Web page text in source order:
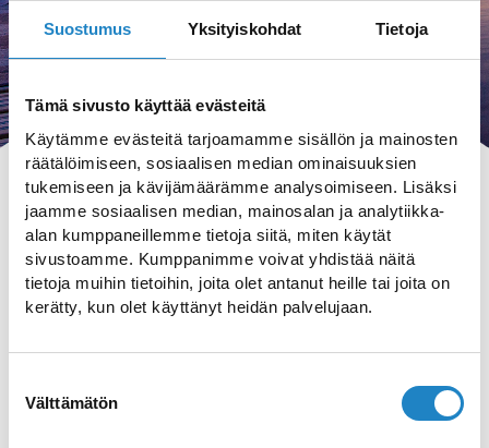
Suostumus Yksityiskohdat Tietoja
Tämä sivusto käyttää evästeitä
Käytämme evästeitä tarjoamamme sisällön ja mainosten
räätälöimiseen, sosiaalisen median ominaisuuksien
tukemiseen ja kävijämäärämme analysoimiseen. Lisäksi
jaamme sosiaalisen median, mainosalan ja analytiikka-
alan kumppaneillemme tietoja siitä, miten käytät
sivustoamme. Kumppanimme voivat yhdistää näitä
tietoja muihin tietoihin, joita olet antanut heille tai joita on
kerätty, kun olet käyttänyt heidän palvelujaan.
valinta
Välttämätön
HAKU